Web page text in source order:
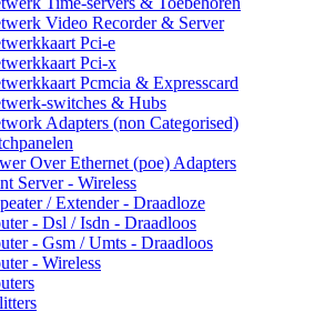
Video Recorder & Server
Pci-e
Pci-x
Pcmcia & Expresscard
switches & Hubs
Adapters (non Categorised)
Over Ethernet (poe) Adapters
Server - Wireless
/ Extender - Draadloze
- Dsl / Isdn - Draadloos
- Gsm / Umts - Draadloos
- Wireless